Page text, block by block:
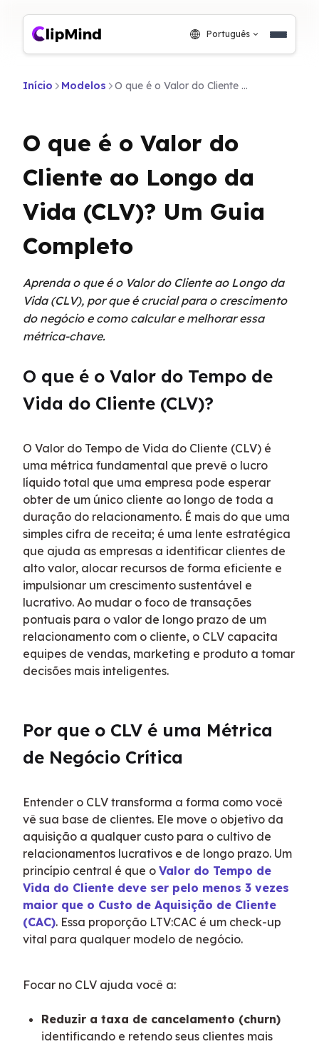
Português
Início Modelos O que é o Valor do Cliente ao Longo da Vida (CLV)? Um Guia Completo
O que é o Valor do
Cliente ao Longo da
Vida (CLV)? Um Guia
Completo
Aprenda o que é o Valor do Cliente ao Longo da
Vida (CLV), por que é crucial para o crescimento
do negócio e como calcular e melhorar essa
métrica-chave.
O que é o Valor do Tempo de
Vida do Cliente (CLV)?
O Valor do Tempo de Vida do Cliente (CLV) é
uma métrica fundamental que prevê o lucro
líquido total que uma empresa pode esperar
obter de um único cliente ao longo de toda a
duração do relacionamento. É mais do que uma
simples cifra de receita; é uma lente estratégica
que ajuda as empresas a identificar clientes de
alto valor, alocar recursos de forma eficiente e
impulsionar um crescimento sustentável e
lucrativo. Ao mudar o foco de transações
pontuais para o valor de longo prazo de um
relacionamento com o cliente, o CLV capacita
equipes de vendas, marketing e produto a tomar
decisões mais inteligentes.
Por que o CLV é uma Métrica
de Negócio Crítica
Entender o CLV transforma a forma como você
vê sua base de clientes. Ele move o objetivo da
aquisição a qualquer custo para o cultivo de
relacionamentos lucrativos e de longo prazo. Um
princípio central é que o Valor do Tempo de
Vida do Cliente deve ser pelo menos 3 vezes
maior que o Custo de Aquisição de Cliente
(CAC). Essa proporção LTV:CAC é um check-up
vital para qualquer modelo de negócio.
Focar no CLV ajuda você a:
Reduzir a taxa de cancelamento (churn)
identificando e retendo seus clientes mais